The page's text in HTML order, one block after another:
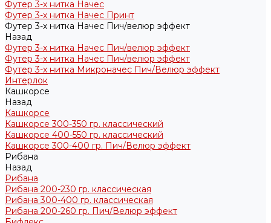
Футер 3-х нитка Начес
Футер 3-х нитка Начес Принт
Футер 3-х нитка Начес Пич/велюр эффект
Назад
Футер 3-х нитка Начес Пич/велюр эффект
Футер 3-х нитка Начес Пич/велюр эффект
Футер 3-х нитка Микроначес Пич/Велюр эффект
Интерлок
Кашкорсе
Назад
Кашкорсе
Кашкорсе 300-350 гр. классический
Кашкорсе 400-550 гр. классический
Кашкорсе 300-400 гр. Пич/Велюр эффект
Рибана
Назад
Рибана
Рибана 200-230 гр. классическая
Рибана 300-400 гр. классическая
Рибана 200-260 гр. Пич/Велюр эффект